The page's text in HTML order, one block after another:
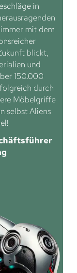
in
mit dem
blickt,
und
150.000
durch
Möbelgriffe
selbst Aliens